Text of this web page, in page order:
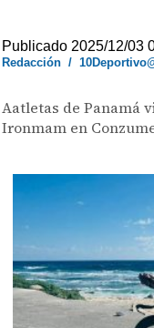
Publicado 2025/12/03
Redacción /
Aatletas de Panamá
Ironmam en